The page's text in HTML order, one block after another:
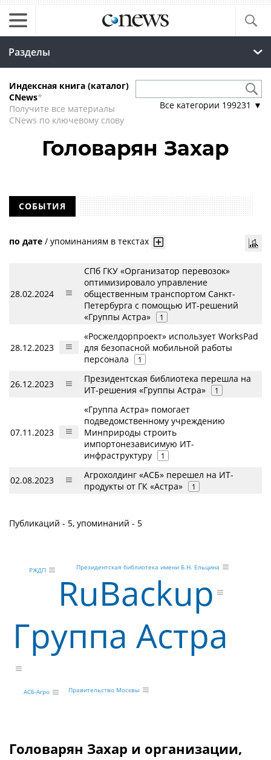
Разделы
Индексная книга (каталог)
CNews*
Получите все материалы
CNews по ключевому слову
Все категории 199231 ▼
Головарян Захар
СОБЫТИЯ
по дате / упоминаниям в текстах
28.02.2024
СПб ГКУ «Организатор перевозок»
оптимизировало управление
общественным транспортом Санкт-
Петербурга с помощью ИТ-решений
«Группы Астра»
1
28.12.2023
«Росжелдорпроект» использует WorksPad
для безопасной мобильной работы
персонала
1
26.12.2023
Президентская библиотека перешла на
ИТ-решения «Группы Астра»
1
07.11.2023
«Группа Астра» помогает
подведомственному учреждению
Минприроды строить
импортонезависимую ИТ-
инфраструктуру
1
02.08.2023
Агрохолдинг «АСБ» перешел на ИТ-
продукты от ГК «Астра»
1
Публикаций - 5, упоминаний - 5
Группа Астра
RuBackup
АСБ-Агро
РЖДП
Правительство Москвы
Президентская библиотека имени Б.Н. Ельцина
Головарян Захар и организации,